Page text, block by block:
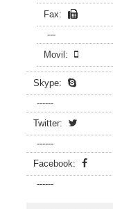
Fax:
---
Movil:
Skype:
------
Twitter:
------
Facebook:
------